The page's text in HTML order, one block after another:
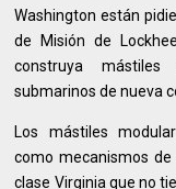
Washington están
de Misión de
construya mástiles
submarinos de nueva
Los mástiles
como mecanismos
clase Virginia que no